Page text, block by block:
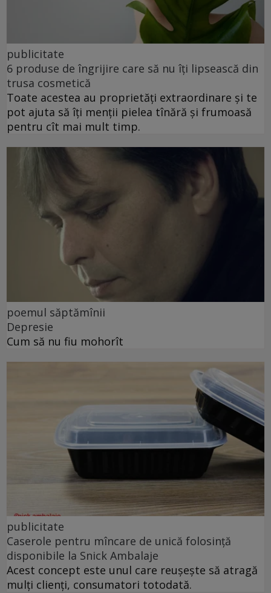
publicitate
6 produse de îngrijire care să nu îți lipsească din
trusa cosmetică
Toate acestea au proprietăți extraordinare și te
pot ajuta să îți menții pielea tînără și frumoasă
pentru cît mai mult timp.
poemul săptămînii
Depresie
Cum să nu fiu mohorît
publicitate
Caserole pentru mîncare de unică folosință
disponibile la Snick Ambalaje
Acest concept este unul care reușește să atragă
mulți clienți, consumatori totodată.